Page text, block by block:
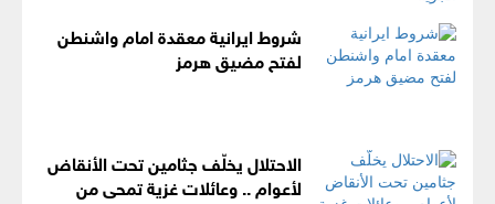
شروط ايرانية معقدة امام واشنطن
لفتح مضيق هرمز
الاحتلال يخلّف جثامين تحت الأنقاض
لأعوام .. وعائلات غزية تمحى من